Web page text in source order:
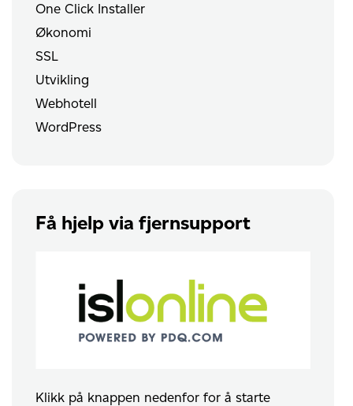
One Click Installer
Økonomi
SSL
Utvikling
Webhotell
WordPress
Få hjelp via fjernsupport
Klikk på knappen nedenfor for å starte